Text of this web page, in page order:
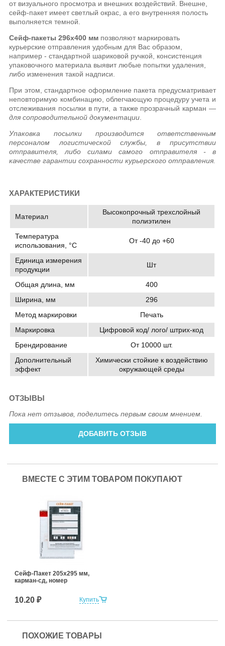
от визуального просмотра и внешних воздействий. Внешне,
сейф-пакет имеет светлый окрас, а его внутренняя полость
выполняется темной.
Сейф-пакеты 296х400 мм позволяют маркировать
курьерские отправления удобным для Вас образом,
например - стандартной шариковой ручкой, консистенция
упаковочного материала выявит любые попытки удаления,
либо изменения такой надписи.
При этом, стандартное оформление пакета предусматривает
неповторимую комбинацию, облегчающую процедуру учета и
отслеживания посылки в пути, а также прозрачный карман —
для сопроводительной документации
Упаковка посылки производится ответственным
персоналом логистической службы, в присутствии
отправителя, либо силами самого отправителя - в
качестве гарантии сохранности курьерского отправления.
ХАРАКТЕРИСТИКИ
Материал
Высокопрочный трехслойный
полиэтилен
Температура
использования, °C
От -40 до +60
Единица измерения
продукции
Шт
Общая длина, мм
400
Ширина, мм
296
Метод маркировки
Печать
Маркировка
Цифровой код/ лого/ штрих-код
Брендирование
От 10000 шт.
Дополнительный
эффект
Химически стойкие к воздействию
окружающей среды
ОТЗЫВЫ
Пока нет отзывов, поделитесь первым своим мнением.
ДОБАВИТЬ ОТЗЫВ
ВМЕСТЕ С ЭТИМ ТОВАРОМ ПОКУПАЮТ
Купить
Сейф-Пакет 205х295 мм,
карман-сд, номер
10.20 ₽
ПОХОЖИЕ ТОВАРЫ